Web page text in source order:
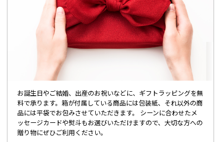
お誕生日やご結婚、出産のお祝いなどに、ギフトラッピングを無
料で承ります。箱が付属している商品には包装紙、それ以外の商
品には平袋でお包みさせていただきます。 シーンに合わせたメ
ッセージカードや熨斗もお選びいただけますので、大切な方への
贈り物にぜひご利用ください。